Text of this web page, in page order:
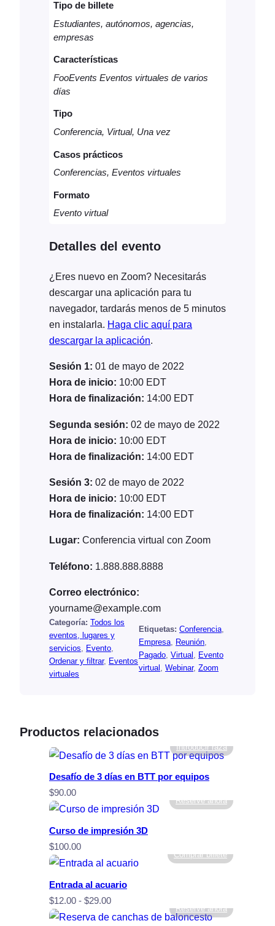
i
a
a
i
Tipo de billete
Estudiantes, autónomos, agencias,
empresas
Características
FooEvents Eventos virtuales de varios
días
Tipo
Conferencia, Virtual, Una vez
Casos prácticos
Conferencias, Eventos virtuales
Formato
Evento virtual
Detalles del evento
¿Eres nuevo en Zoom? Necesitarás
descargar una aplicación para tu
navegador, tardarás menos de 5 minutos
en instalarla. Haga clic aquí para
descargar la aplicación.
Sesión 1: 01 de mayo de 2022
Hora de inicio: 10:00 EDT
Hora de finalización: 14:00 EDT
Segunda sesión: 02 de mayo de 2022
Hora de inicio: 10:00 EDT
Hora de finalización: 14:00 EDT
Sesión 3: 02 de mayo de 2022
Hora de inicio: 10:00 EDT
Hora de finalización: 14:00 EDT
Lugar: Conferencia virtual con Zoom
Teléfono: 1.888.888.8888
Correo electrónico:
yourname@example.com
Categoría: Todos los
eventos, lugares y
servicios, Evento
Ordenar y filtrar, Eventos
virtuales
Etiquetas:Conferencia
Empresa Reunión
Pagado , Virtual
Evento
virtual , Webinar, Zoom
Productos relacionados
Introducir raza
Desafío de 3 días en BTT por equipos
$90.00
Reserve ahora
Curso de impresión 3D
$100.00
Comprar billete
Entrada al acuario
$12.00 - $29.00Rango
de
Reserve ahora